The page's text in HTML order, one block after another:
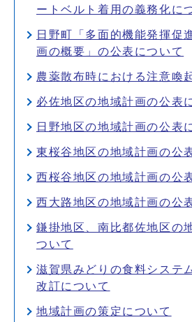
ートベルト着用の義務化に
日野町「多面的機能発揮促
画の概要」の公表について
農薬散布時における注意喚
必佐地区の地域計画の公表
日野地区の地域計画の公表
東桜谷地区の地域計画の公
西桜谷地区の地域計画の公
西大路地区の地域計画の公
鎌掛地区、南比都佐地区の
ついて
滋賀県みどりの食料システ
改訂について
地域計画の策定について